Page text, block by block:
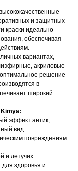
и защитных
краски идеально
обеспечивая
вариантах,
акриловые
решение
в
широкий
Kimya:
эффект антик,
вид.
повреждениям
и летучих
здоровья и